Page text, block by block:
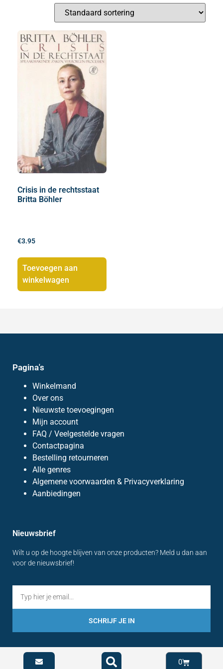
Crisis in de rechtsstaat
Britta Böhler
€3.95
Toevoegen aan
winkelwagen
Pagina's
Winkelmand
Over ons
Nieuwste toevoegingen
Mijn account
FAQ / Veelgestelde vragen
Contactpagina
Bestelling retourneren
Alle genres
Algemene voorwaarden & Privacyverklaring
Aanbiedingen
Nieuwsbrief
Wilt u op de hoogte blijven van onze producten? Meld u dan aan
voor de nieuwsbrief!
SCHRIJF JE IN
0